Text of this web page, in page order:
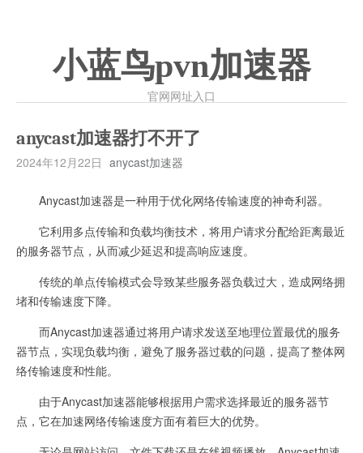
小蓝鸟pvn加速器
官网网址入口
anycast加速器打不开了
2024年12月22日 anycast加速器
Anycast加速器是一种用于优化网络传输速度的神奇利器。
它利用多点传输和负载均衡技术，将用户请求分配给距离最近
的服务器节点，从而减少延迟和提高响应速度。
传统的单点传输模式会导致某些服务器负载过大，造成网络拥
堵和传输速度下降。
而Anycast加速器通过将用户请求发送至地理位置最优的服务
器节点，实现负载均衡，避免了服务器过载的问题，提高了整体网
络传输速度和性能。
由于Anycast加速器能够根据用户需求选择最近的服务器节
点，它在加速网络传输速度方面有着巨大的优势。